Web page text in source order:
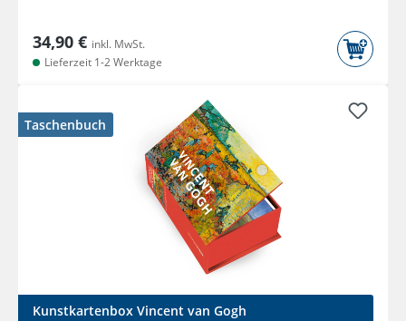
34,90 € inkl. MwSt.
Lieferzeit 1-2 Werktage
Taschenbuch
Kunstkartenbox Vincent van Gogh